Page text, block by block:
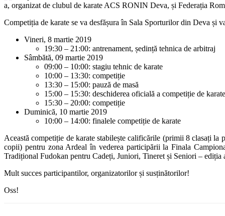
a, organizat de clubul de karate ACS RONIN Deva, și Federația
Competiția de karate se va desfășura în Sala Sporturilor din Deva și
Vineri, 8 martie 2019
19:30 – 21:00: antrenament, ședință tehnica de arbitraj
Sâmbătă, 09 martie 2019
09:00 – 10:00: stagiu tehnic de karate
10:00 – 13:30: competiție
13:30 – 15:00: pauză de masă
15:00 – 15:30: deschiderea oficială a competiție de
15:30 – 20:00: competiție
Duminică, 10 martie 2019
10:00 – 14:00: finalele competiție de karate
Această competiție de karate stabilește calificările (primii 8 clasați
copii) pentru zona Ardeal în vederea participării la Finala
Tradițional Fudokan pentru Cadeți, Juniori, Tineret și Seniori –
Mult succes participantilor, organizatorilor și susținătorilor!
Oss!